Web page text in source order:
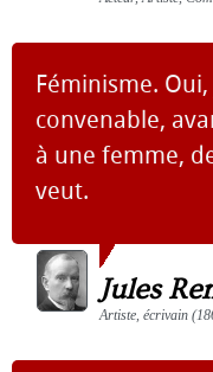
Féminisme.
convenable,
à une femme,
veut.
Jules
Artiste, écrivain